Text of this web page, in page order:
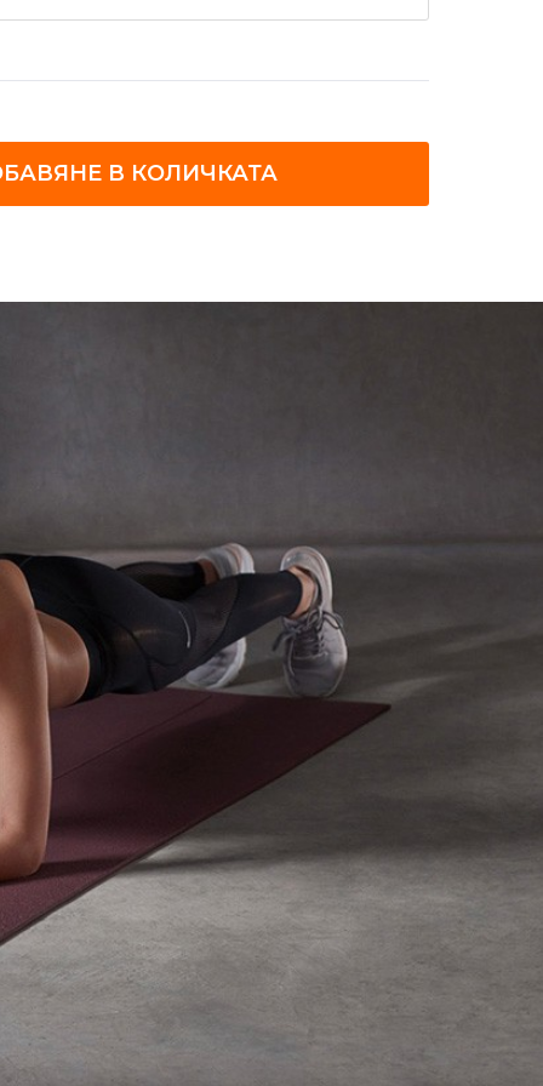
В КОЛИЧКАТА